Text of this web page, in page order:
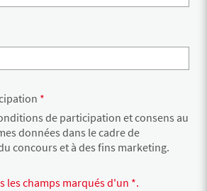
*
de participation et consens au
données dans le cadre de
concours et à des fins marketing.
les champs marqués d'un *.